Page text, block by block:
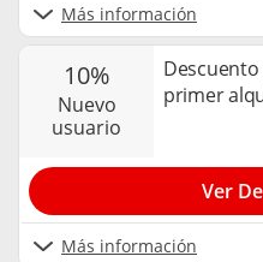
Más información
10%
nuevo
usuario
Descuento
primer
Más información
Ver